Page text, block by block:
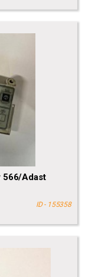
566/Adast
ID - 155358